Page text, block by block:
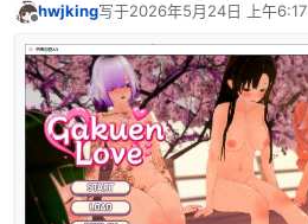
hwjking写于2026年5月24日 上午6:17
最后由 编辑